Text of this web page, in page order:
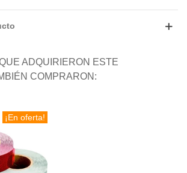
ADQUIRIERON ESTE
COMPRARON:
¡En oferta!